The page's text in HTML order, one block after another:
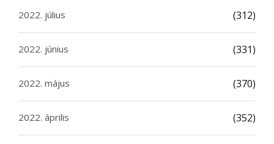
2022. július (312)
2022. június (331)
2022. május (370)
2022. április (352)